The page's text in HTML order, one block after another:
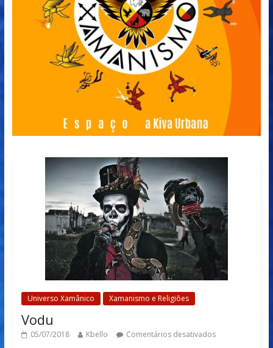
Universo Xamânico Xamanismo e Religiões
Vodu
05/07/2018 Kbello Comentários desativados